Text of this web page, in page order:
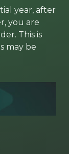
year, after
you are
This is
may be